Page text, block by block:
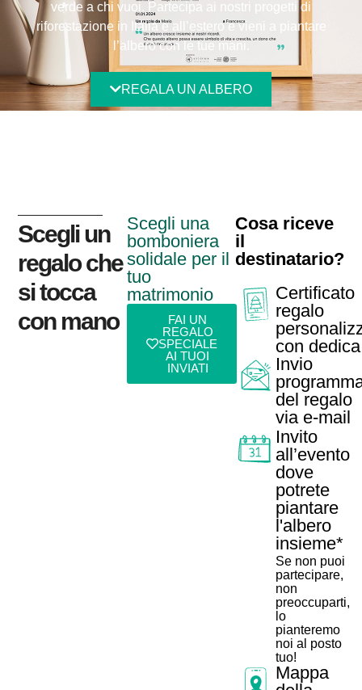
verde a chi vuoi. Partecipa ai nostri progetti di
riforestazione in Italia e all’estero e vieni a piantare
l’albero con le tue mani.
REGALA UN ALBERO
Scegli un
regalo che
si tocca
con mano
Scegli una
bomboniera
solidale per il
tuo
matrimonio
FAI UN
REGALO
SPECIALE
AI TUOI
INVIATI
Cosa riceve
il
destinatario?
Certificato
regalo
con dedica
Invio
del regalo
via e-mail
Invito
all’evento
dove
potrete
piantare
l'albero
insieme*
Se non puoi
partecipare,
non
preoccuparti,
lo
pianteremo
noi al posto
tuo!
Mappa